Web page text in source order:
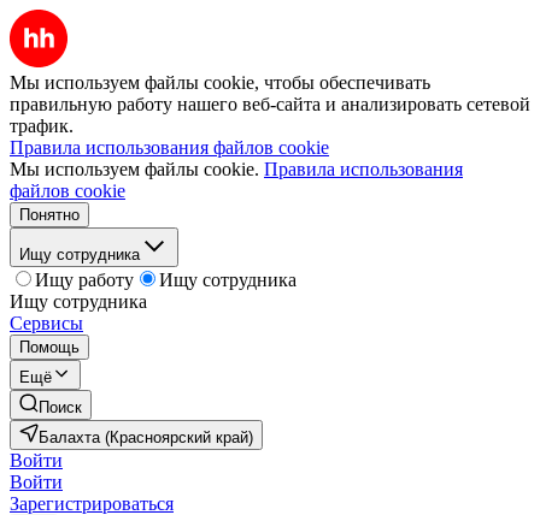
Мы используем файлы cookie, чтобы обеспечивать
правильную работу нашего веб-сайта и анализировать сетевой
трафик.
Правила использования файлов cookie
Мы используем файлы cookie. Правила использования
файлов cookie
Понятно
Ищу сотрудника
Ищу работу
Ищу сотрудника
Ищу сотрудника
Сервисы
Помощь
Ещё
Поиск
Балахта (Красноярский край)
Войти
Войти
Зарегистрироваться